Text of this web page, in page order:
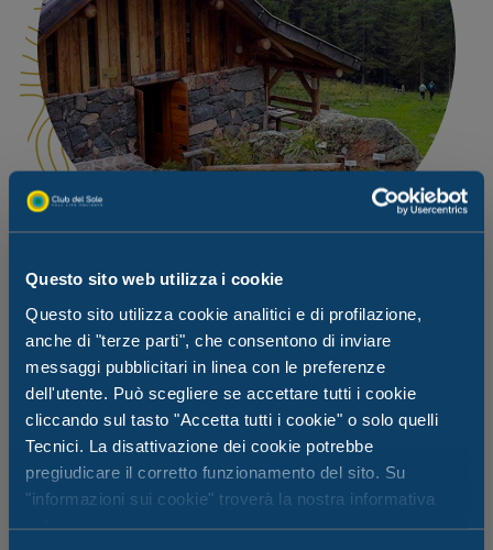
Questo sito web utilizza i cookie
Questo sito utilizza cookie analitici e di profilazione,
anche di "terze parti", che consentono di inviare
messaggi pubblicitari in linea con le preferenze
dell'utente. Può scegliere se accettare tutti i cookie
cliccando sul tasto "Accetta tutti i cookie" o solo quelli
Tecnici. La disattivazione dei cookie potrebbe
pregiudicare il corretto funzionamento del sito. Su
"informazioni sui cookie" troverà la nostra informativa
estesa.
Oasi WWF di Valtrigona
L’Oasi di Valtrigona è una piccola valle all’interno della
catena del Lagorai, nel comune di Telve. Visitarla significa
attraversare foreste di abeti rossi, cembri e larici, e
godere della bellezza di una flora e di una fauna
tipicamente alpina in un ambiente naturale
incontaminato. Il Centro Visitatori dell’Oasi sarà il tuo
punto di riferimento per tutte le informazioni del caso.